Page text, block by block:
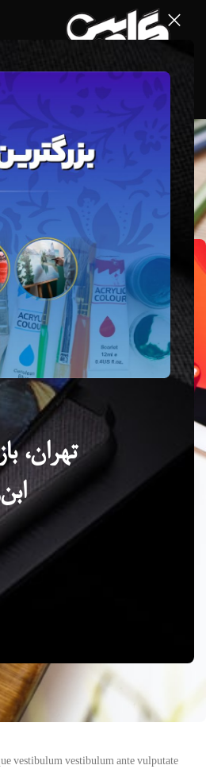
تهران،
vestibulum vestibulum ante vulputate